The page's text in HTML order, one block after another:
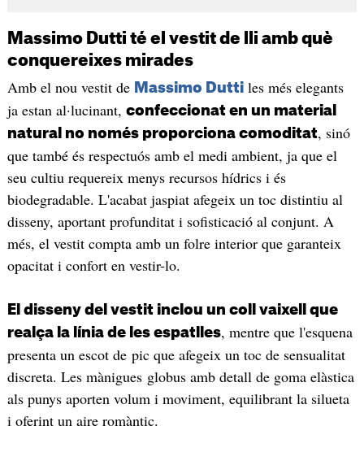
Massimo Dutti té el vestit de lli amb què
conquereixes mirades
Amb el nou vestit de Massimo Duttiles més elegants
ja estan al·lucinant, confeccionat en un material
natural no només proporciona comoditat, sinó
que també és respectuós amb el medi ambient, ja que el
seu cultiu requereix menys recursos hídrics i és
biodegradable. L'acabat jaspiat afegeix un toc distintiu al
disseny, aportant profunditat i sofisticació al conjunt. A
més, el vestit compta amb un folre interior que garanteix
opacitat i confort en vestir-lo.
El disseny del vestit inclou un coll vaixell que
realça la línia de les espatlles, mentre que l'esquena
presenta un escot de pic que afegeix un toc de sensualitat
discreta. Les mànigues globus amb detall de goma elàstica
als punys aporten volum i moviment, equilibrant la silueta
i oferint un aire romàntic.